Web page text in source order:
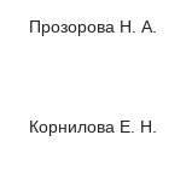
Прозорова Н. А.
Корнилова Е. Н.